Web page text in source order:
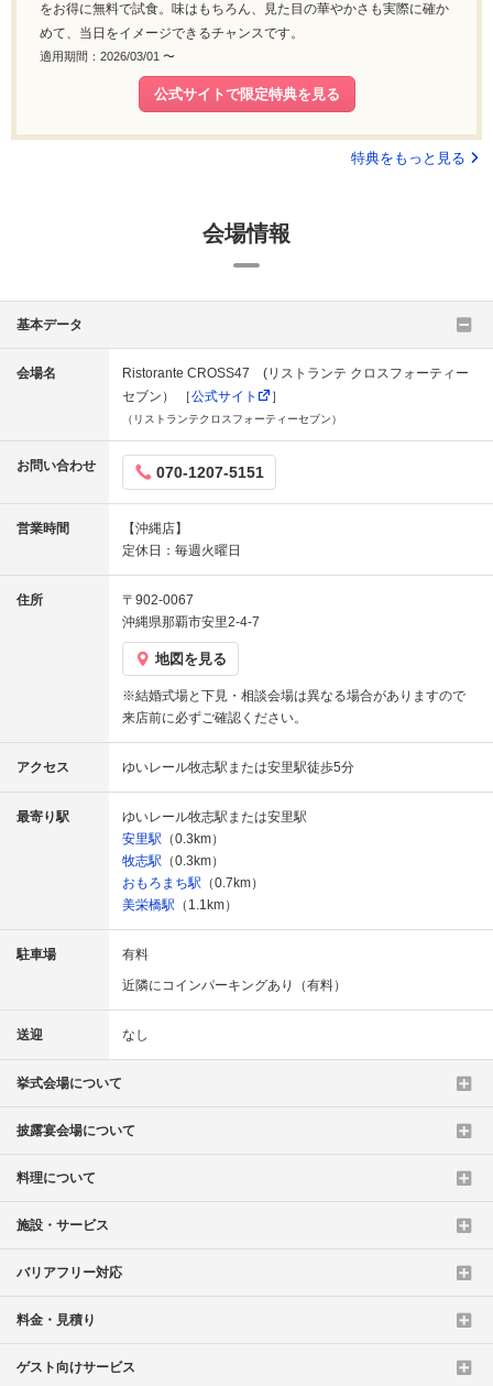
をお得に無料で試食。味はもちろん、見た目の華やかさも実際に確か
めて、当日をイメージできるチャンスです。
適用期間：2026/03/01 〜
公式サイトで限定特典を見る
特典をもっと見る
会場情報
基本データ
会場名
Ristorante CROSS47 (リストランテ クロスフォーティー
セブン） ［公式サイト ］
（リストランテクロスフォーティーセブン）
お問い合わせ 070-1207-5151
営業時間
【沖縄店】
定休日：毎週火曜日
住所
〒902-0067
沖縄県那覇市安里2-4-7
地図を見る
※結婚式場と下見・相談会場は異なる場合がありますので
来店前に必ずご確認ください。
アクセス ゆいレール牧志駅または安里駅徒歩5分
最寄り駅
ゆいレール牧志駅または安里駅
安里駅 （0.3km）
牧志駅 （0.3km）
おもろまち駅 （0.7km）
美栄橋駅 （1.1km）
駐車場
有料
近隣にコインパーキングあり（有料）
送迎 なし
挙式会場について
披露宴会場について
料理について
施設・サービス
バリアフリー対応
料金・見積り
ゲスト向けサービス